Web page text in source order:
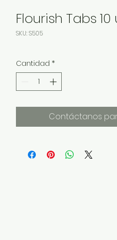
Flourish Tabs
SKU: S505
Cantidad *
Contáctanos